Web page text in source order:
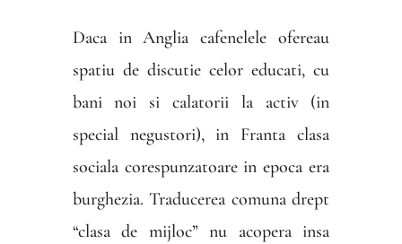
Daca in Anglia cafenelele ofereau
spatiu de discutie celor educati, cu
bani noi si calatorii la activ (in
special negustori), in Franta clasa
sociala corespunzatoare in epoca era
burghezia. Traducerea comuna drept
“clasa de mijloc” nu acopera insa